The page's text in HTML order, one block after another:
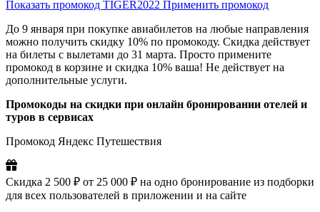
Показать промокод TIGER2022 Применить промокод
До 9 января при покупке авиабилетов на любые направления
можно получить скидку 10% по промокоду. Скидка действует
на билеты с вылетами до 31 марта. Просто примените
промокод в корзине и скидка 10% ваша! Не действует на
дополнительные услуги.
Промокоды на скидки при онлайн бронировании отелей и
туров в сервисах
Промокод Яндекс Путешествия
Скидка 2 500 ₽ от 25 000 ₽ на одно бронирование из подборки
для всех пользователей в приложении и на сайте